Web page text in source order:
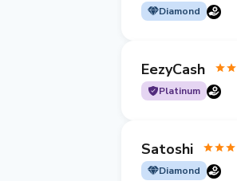
Diamond
EezyCash
Platinum
Satoshi
Diamond